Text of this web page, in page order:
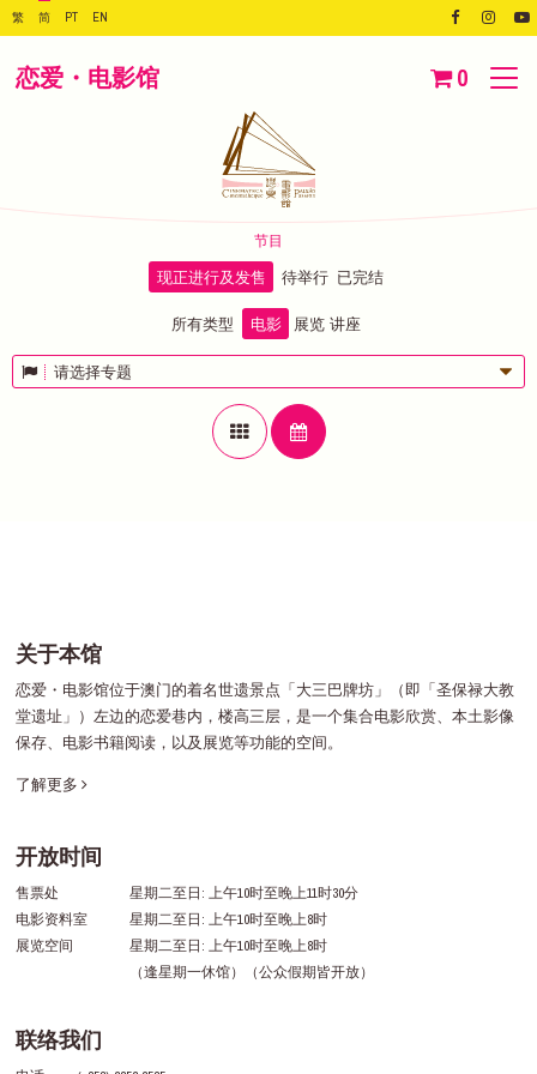
繁 简 PT EN
恋爱・电影馆 0
节目
现正进行及发售 待举行 已完结
所有类型 电影 展览 讲座
请选择专题
关于本馆
恋爱・电影馆位于澳门的着名世遗景点「大三巴牌坊」（即「圣保禄大教
堂遗址」）左边的恋爱巷内，楼高三层，是一个集合电影欣赏、本土影像
保存、电影书籍阅读，以及展览等功能的空间。
了解更多
开放时间
售票处
星期二至日: 上午10时至晚上11时30分
电影资料室
星期二至日: 上午10时至晚上8时
展览空间
星期二至日: 上午10时至晚上8时
（逢星期一休馆）（公众假期皆开放）
联络我们